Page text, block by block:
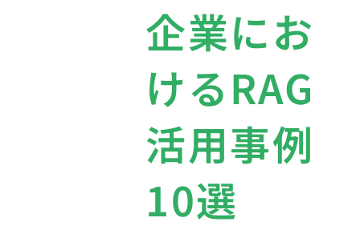
企業にお
けるRAG
活用事例
10選